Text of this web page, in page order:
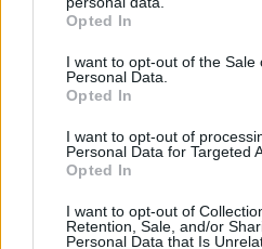
grant or deny consent to Google
use your data for below
consent section.
Opted In
I want to opt-out of the Sale
Personal Data.
Opted In
I want to opt-out of
Personal Data for Targeted
Opted In
I want to opt-out of
Retention, Sale, and/or
Personal Data that Is